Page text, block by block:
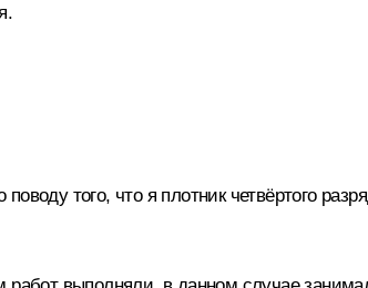
того, что я плотник четвёртого